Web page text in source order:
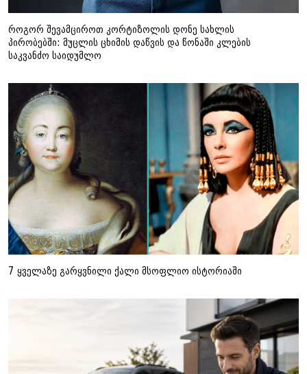
როგორ შევამციროთ კორტიზოლის დონე სახლის
პირობებში: მუცლის ცხიმის დაწვის და წონაში კლების
საკვანძო საიდუმლო
7 ყველაზე გარყვნილი ქალი მსოფლიო ისტორიაში